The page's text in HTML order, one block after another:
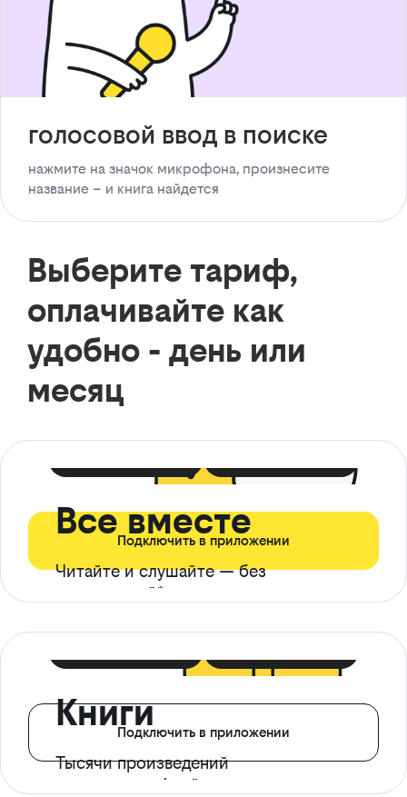
голосовой ввод в поиске
нажмите на значок микрофона, произнесите
название – и книга найдется
Выберите тариф,
оплачивайте как
удобно - день или
месяц
Все вместе
Читайте и слушайте — без
ограничений*
Подключить в приложении
Книги
Тысячи произведений
с доступом офлайн
Подключить в приложении